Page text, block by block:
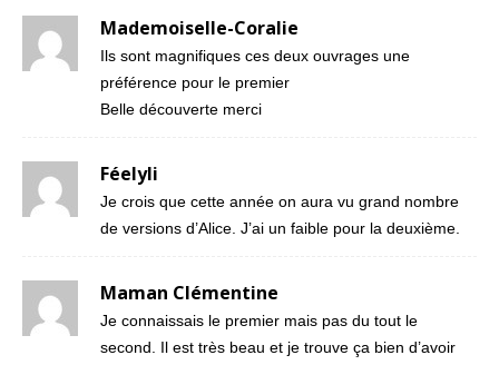
Mademoiselle-Coralie
Ils sont magnifiques ces deux ouvrages une
préférence pour le premier
Belle découverte merci
Féelyli
Je crois que cette année on aura vu grand nombre
de versions d’Alice. J’ai un faible pour la deuxième.
Maman Clémentine
Je connaissais le premier mais pas du tout le
second. Il est très beau et je trouve ça bien d’avoir